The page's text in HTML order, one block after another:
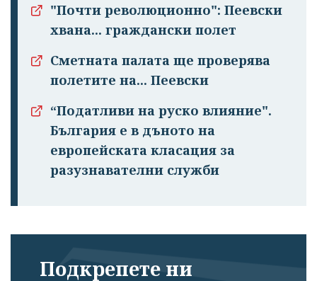
"Почти революционно": Пеевски
хвана... граждански полет
Сметната палата ще проверява
полетите на... Пеевски
“Податливи на руско влияние".
България е в дъното на
европейската класация за
разузнавателни служби
Подкрепете ни